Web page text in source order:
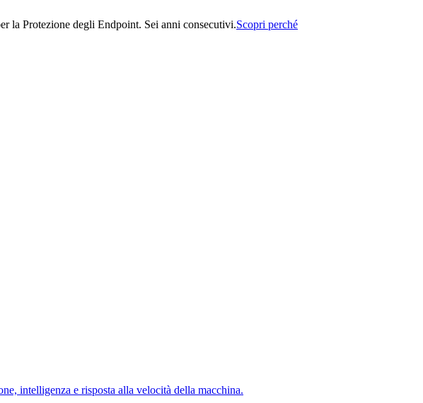
Protezione degli Endpoint. Sei anni consecutivi.Scopri perché
intelligenza e risposta alla velocità della macchina.